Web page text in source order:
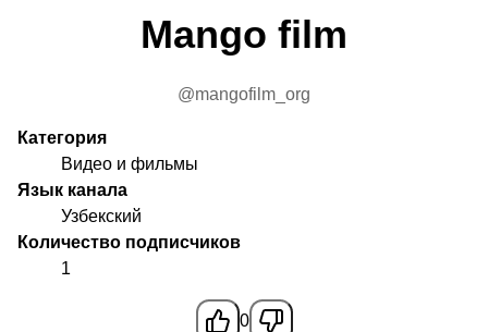
Mango film
@mangofilm_org
Категория
Видео и фильмы
Язык канала
Узбекский
Количество подписчиков
1
0